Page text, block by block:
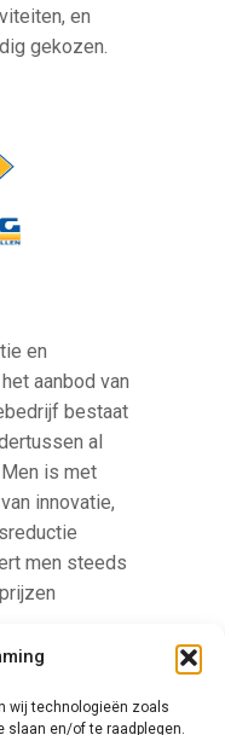
wij technologieën zoals
slaan en/of te raadplegen.
en
gekozen.
en
aanbod van
bestaat
al
Men is met
innovatie,
men steeds